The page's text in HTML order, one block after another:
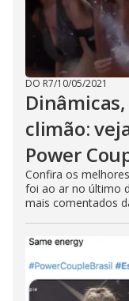
DO R7/10/05/2021
climão:
Power
Confira os
foi ao ar no último
mais comentados